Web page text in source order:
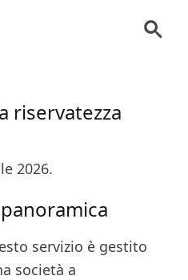
riservatezza
2026.
servizio è gestito
società a